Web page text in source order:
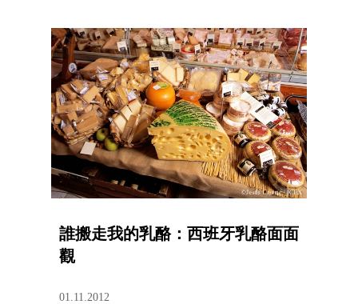
誰搬走我的乳酪：西班牙乳酪面面
觀
01.11.2012